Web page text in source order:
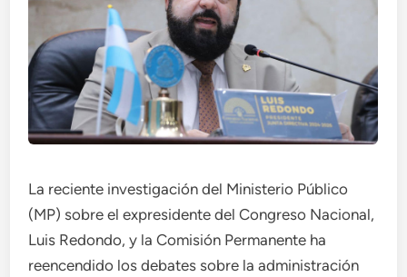
La reciente investigación del Ministerio Público
(MP) sobre el expresidente del Congreso Nacional,
Luis Redondo, y la Comisión Permanente ha
reencendido los debates sobre la administración